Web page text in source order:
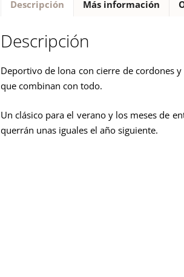
Descripción Más información
Descripción
Deportivo de lona con cierre de cordones
que combinan con todo.
Un clásico para el verano y los meses de
querrán unas iguales el año siguiente.